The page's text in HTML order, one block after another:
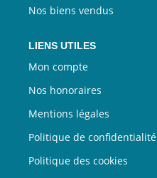
Nos biens vendus
LIENS UTILES
Mon compte
Nos honoraires
Mentions légales
Politique de confidentialité
Politique des cookies